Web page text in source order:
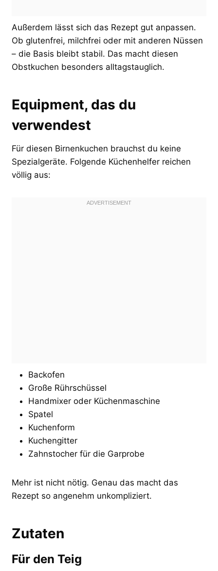
Außerdem lässt sich das Rezept gut anpassen.
Ob glutenfrei, milchfrei oder mit anderen Nüssen
– die Basis bleibt stabil. Das macht diesen
Obstkuchen besonders alltagstauglich.
Equipment, das du
verwendest
Für diesen Birnenkuchen brauchst du keine
Spezialgeräte. Folgende Küchenhelfer reichen
völlig aus:
Backofen
Große Rührschüssel
Handmixer oder Küchenmaschine
Spatel
Kuchenform
Kuchengitter
Zahnstocher für die Garprobe
Mehr ist nicht nötig. Genau das macht das
Rezept so angenehm unkompliziert.
Zutaten
Für den Teig